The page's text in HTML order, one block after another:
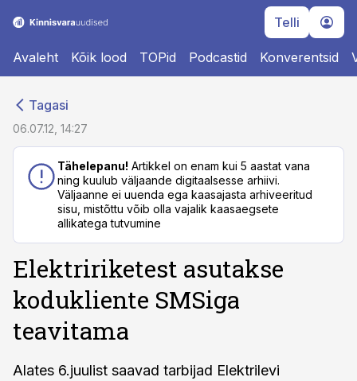
Telli
Avaleht Kõik lood TOPid Podcastid Konverentsid
Tagasi
06.07.12, 14:27
Tähelepanu! Artikkel on enam kui 5 aastat vana
ning kuulub väljaande digitaalsesse arhiivi.
Väljaanne ei uuenda ega kaasajasta arhiveeritud
sisu, mistõttu võib olla vajalik kaasaegsete
allikatega tutvumine
Elektririketest asutakse
kodukliente SMSiga
teavitama
Alates 6.juulist saavad tarbijad Elektrilevi